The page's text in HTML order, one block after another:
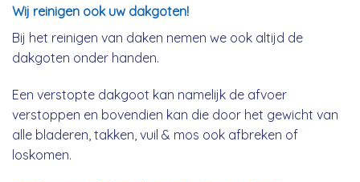
Wij reinigen ook uw dakgoten!
Bij het reinigen van daken nemen we ook altijd de
dakgoten onder handen.
Een verstopte dakgoot kan namelijk de afvoer
verstoppen en bovendien kan die door het gewicht van
alle bladeren, takken, vuil & mos ook afbreken of
loskomen.